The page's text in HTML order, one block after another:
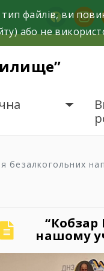
facebook
безалкогольних
“Кобзар
нашому
файлів, ви
або не